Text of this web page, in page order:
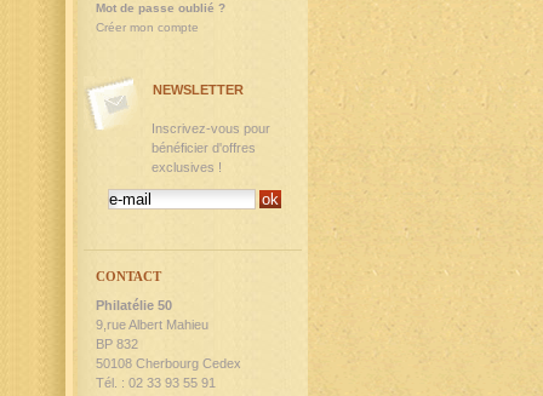
Mot de passe oublié ?
Créer mon compte
NEWSLETTER
Inscrivez-vous pour
bénéficier d'offres
exclusives !
CONTACT
Philatélie 50
9,rue Albert Mahieu
BP 832
50108 Cherbourg Cedex
Tél. : 02 33 93 55 91